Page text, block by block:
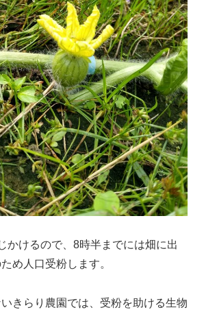
かけるので、8時半までには畑に出
め人口受粉します。
きらり農園では、受粉を助ける生物